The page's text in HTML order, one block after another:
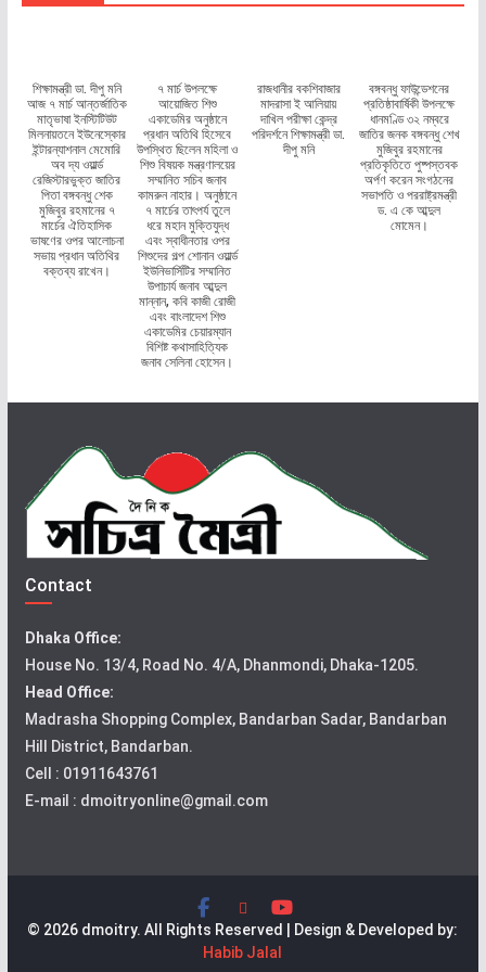
শিক্ষামন্ত্রী ডা. দীপু মনি
আজ ৭ মার্চ আন্তর্জাতিক
মাতৃভাষা ইনস্টিটিউট
মিলনায়তনে ইউনেস্কোর
ইন্টারন্যাশনাল মেমোরি
অব দ্য ওয়ার্ল্ড
রেজিস্টারভুক্ত জাতির
পিতা বঙ্গবন্ধু শেক
মুজিবুর রহমানের ৭
মার্চের ঐতিহাসিক
ভাষণের ওপর আলোচনা
সভায় প্রধান অতিথির
বক্তব্য রাখেন।
৭ মার্চ উপলক্ষে
আয়োজিত শিশু
একাডেমির অনুষ্ঠানে
প্রধান অতিথি হিসেবে
উপস্থিত ছিলেন মহিলা ও
শিশু বিষয়ক মন্ত্রণালয়ের
সম্মানিত সচিব জনাব
কামরুন নাহার। অনুষ্ঠানে
৭ মার্চের তাৎপর্য তুলে
ধরে মহান মুক্তিযুদ্ধ
এবং স্বাধীনতার ওপর
শিশুদের গল্প শোনান ওয়ার্ল্ড
ইউনিভার্সিটির সম্মানিত
উপাচার্য জনাব আব্দুল
মান্নান, কবি কাজী রোজী
এবং বাংলাদেশ শিশু
একাডেমির চেয়ারম্যান
বিশিষ্ট কথাসাহিত্যিক
জনাব সেলিনা হোসেন।
রাজধানীর বকশিবাজার
মাদরাসা ই আলিয়ায়
দাখিল পরীক্ষা কেন্দ্র
পরিদর্শনে শিক্ষামন্ত্রী ডা.
দীপু মনি
বঙ্গবন্ধু ফাউন্ডেশনের
প্রতিষ্ঠাবার্ষিকী উপলক্ষে
ধানমণ্ডি ৩২ নম্বরে
জাতির জনক বঙ্গবন্ধু শেখ
মুজিবুর রহমানের
প্রতিকৃতিতে পুষ্পস্তবক
অর্পণ করেন সংগঠনের
সভাপতি ও পররাষ্ট্রমন্ত্রী
ড. এ কে আব্দুল
মোমেন।
Contact
Dhaka Office:
House No. 13/4, Road No. 4/A, Dhanmondi, Dhaka-1205.
Head Office:
Madrasha Shopping Complex, Bandarban Sadar, Bandarban
Hill District, Bandarban.
Cell : 01911643761
E-mail : dmoitryonline@gmail.com
© 2026 dmoitry. All Rights Reserved | Design & Developed by:
Habib Jalal